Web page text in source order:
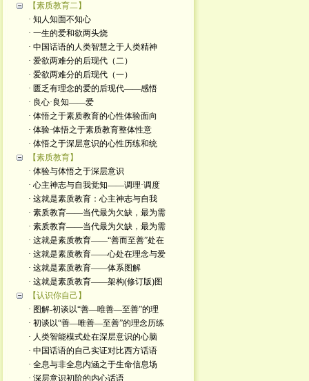
【素质教育二】
· 知人知面不知心
· 一生的爱和欲两头烧
· 中国话语的人类智慧之于人类精神
· 爱欲两难分的后现代（二）
· 爱欲两难分的后现代（一）
· 匮乏有理念的爱的后现代——感悟
· 良心·良知——爱
· 体悟之于素质教育的心性体验面向
· 体验·体悟之于素质教育整体性意
· 体悟之于深层意识的心性历练和统
【素质教育】
· 体验与体悟之于深层意识
· 心主神志与自我觉知——调理·调度
· 这就是素质教育：心主神志与自我
· 素质教育——当代最为欠缺，最为需
· 素质教育——当代最为欠缺，最为需
· 这就是素质教育——“善而至善”处在
· 这就是素质教育——心处在理念与爱
· 这就是素质教育——体系图解
· 这就是素质教育——架构(修订版)图
【认识你自己】
· 图解-初谈以“善—唯善—至善”的理
· 初谈以“善—唯善—至善”的理念历练
· 人类智能模式处在深层意识的心脑
· 中国话语的自己实证对比西方话语
· 全息与非全息内涵之于生命信息场
· 深层意识初阶的内心话语